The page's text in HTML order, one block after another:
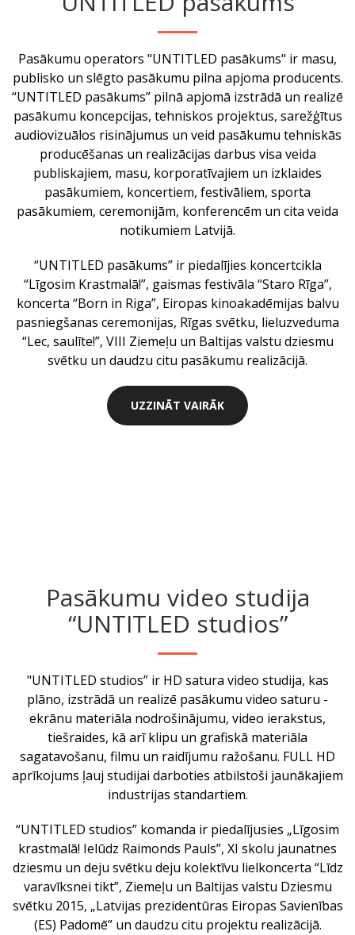
Pasākumu operators "UNTITLED pasākums" ir masu,
publisko un slēgto pasākumu pilna apjoma producents.
“UNTITLED pasākums” pilnā apjomā izstrādā un realizē
pasākumu koncepcijas, tehniskos projektus, sarežģītus
audiovizuālos risinājumus un veid pasākumu tehniskās
producēšanas un realizācijas darbus visa veida
publiskajiem, masu, korporatīvajiem un izklaides
pasākumiem, koncertiem, festivāliem, sporta
pasākumiem, ceremonijām, konferencēm un cita veida
notikumiem Latvijā.
“UNTITLED pasākums” ir piedalījies koncertcikla
“Līgosim Krastmalā!”, gaismas festivāla “Staro Rīga”,
koncerta “Born in Riga”, Eiropas kinoakadēmijas balvu
pasniegšanas ceremonijas, Rīgas svētku, lieluzveduma
“Lec, saulīte!”, VIII Ziemeļu un Baltijas valstu dziesmu
svētku un daudzu citu pasākumu realizācijā.
UZZINĀT VAIRĀK
Pasākumu video studija
“UNTITLED studios”
"UNTITLED studios” ir HD satura video studija, kas
plāno, izstrādā un realizē pasākumu video saturu -
ekrānu materiāla nodrošinājumu, video ierakstus,
tiešraides, kā arī klipu un grafiskā materiāla
sagatavošanu, filmu un raidījumu ražošanu. FULL HD
aprīkojums ļauj studijai darboties atbilstoši jaunākajiem
industrijas standartiem.
“UNTITLED studios” komanda ir piedalījusies „Līgosim
krastmalā! Ielūdz Raimonds Pauls”, XI skolu jaunatnes
dziesmu un deju svētku deju kolektīvu lielkoncerta “Līdz
varavīksnei tikt”, Ziemeļu un Baltijas valstu Dziesmu
svētku 2015, „Latvijas prezidentūras Eiropas Savienības
(ES) Padomē” un daudzu citu projektu realizācijā.